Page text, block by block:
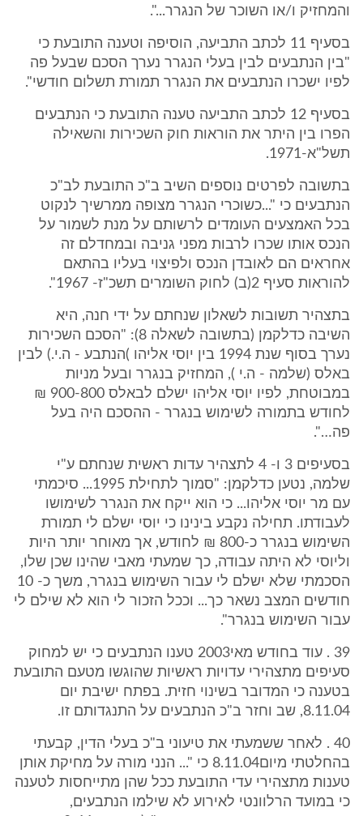
והמחזיק ו/או השוכר של הנגרר...".
בסעיף 11 לכתב התביעה, הוסיפה וטענה התובעת כי
"בין הנתבעים לבין בעלי הנגרר נערך הסכם שבעל פה
לפיו ישכרו הנתבעים את הנגרר תמורת תשלום חודשי".
בסעיף 12 לכתב התביעה טענה התובעת כי הנתבעים
הפרו בין היתר את הוראות חוק השכירות והשאילה
תשל"א-1971.
בתשובה לפרטים נוספים השיב ב"כ התובעת לב"כ
הנתבעים כי "...כשוכרי הנגרר מצופה ממרשיך לנקוט
בכל האמצעים העומדים לרשותם על מנת לשמור על
הנכס אותו שכרו לרבות מפני גניבה ובמחדלם זה
אחראים הם לאובדן הנכס ולפיצוי בעליו בהתאם
להוראות סעיף 2(ב) לחוק השומרים תשכ"ז- 1967".
בתצהיר תשובות לשאלון שנחתם על ידי חנה, היא
השיבה כדלקמן (בתשובה לשאלה 8): "הסכם השכירות
נערך בסוף שנת 1994 בין יוסי אליהו )הנתבע - ה.י.) לבין
באלס (שלמה - ה.י ), המחזיק בנגרר ובעל מניות
במבוטחת, לפיו יוסי אליהו ישלם לבאלס 900-800 ₪
לחודש בתמורה לשימוש בנגרר - ההסכם היה בעל
פה…".
בסעיפים 3 ו- 4 לתצהיר עדות ראשית שנחתם ע"י
שלמה, נטען כדלקמן: "סמוך לתחילת 1995... סיכמתי
עם מר יוסי אליהו... כי הוא ייקח את הנגרר לשימושו
לעבודתו. תחילה נקבע בינינו כי יוסי ישלם לי תמורת
השימוש בנגרר כ-800 ₪ לחודש, אך מאוחר יותר היות
וליוסי לא היתה עבודה, כך שמעתי מאבי שהינו שכן שלו,
הסכמתי שלא ישלם לי עבור השימוש בנגרר, משך כ- 10
חודשים המצב נשאר כך... וככל הזכור לי הוא לא שילם לי
עבור השימוש בנגרר".
39 . עוד בחודש מאי2003 טענו הנתבעים כי יש למחוק
סעיפים מתצהירי עדויות ראשיות שהוגשו מטעם התובעת
בטענה כי המדובר בשינוי חזית. בפתח ישיבת יום
8.11.04, שב וחזר ב"כ הנתבעים על התנגדותם זו.
40 . לאחר ששמעתי את טיעוני ב"כ בעלי הדין, קבעתי
בהחלטתי מיום8.11.04 כי "... הנני מורה על מחיקת אותן
טענות מתצהירי עדי התובעת ככל שהן מתייחסות לטענה
כי במועד הרלוונטי לאירוע לא שילמו הנתבעים,